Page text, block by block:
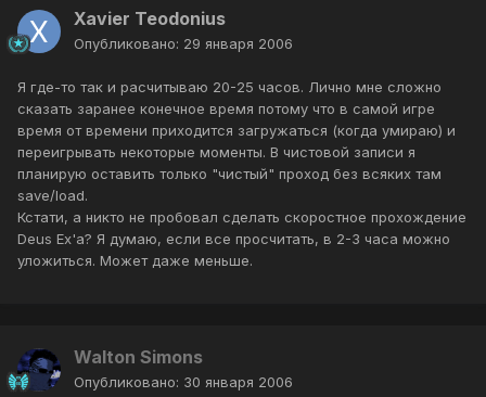
Xavier Teodonius
Опубликовано: 29 января 2006
Я где-то так и расчитываю 20-25 часов. Лично мне сложно
сказать заранее конечное время потому что в самой игре
время от времени приходится загружаться (когда умираю) и
переигрывать некоторые моменты. В чистовой записи я
планирую оставить только "чистый" проход без всяких там
save/load.
Кстати, а никто не пробовал сделать скоростное прохождение
Deus Ex'а? Я думаю, если все просчитать, в 2-3 часа можно
уложиться. Может даже меньше.
Walton Simons
Опубликовано: 30 января 2006